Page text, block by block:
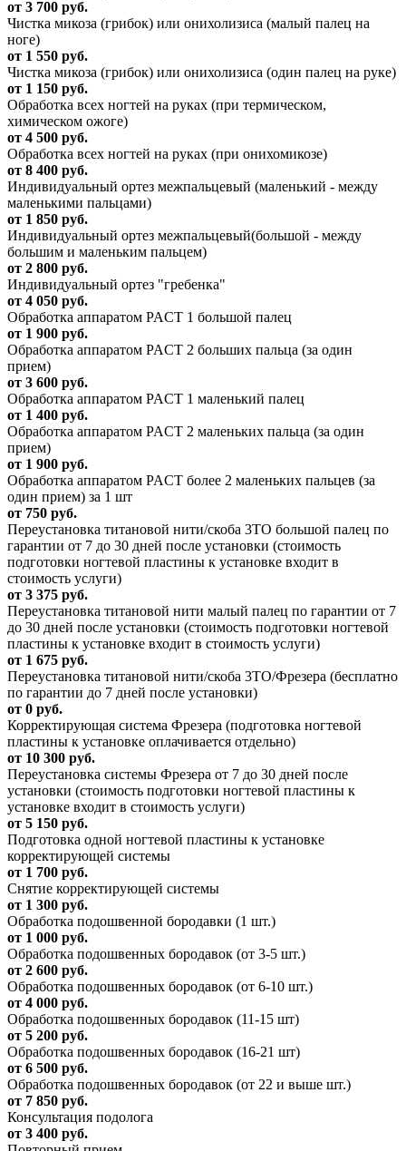
от 3 700 руб.
Чистка микоза (грибок) или онихолизиса (малый палец на
ноге)
от 1 550 руб.
Чистка микоза (грибок) или онихолизиса (один палец на руке)
от 1 150 руб.
Обработка всех ногтей на руках (при термическом,
химическом ожоге)
от 4 500 руб.
Обработка всех ногтей на руках (при онихомикозе)
от 8 400 руб.
Индивидуальный ортез межпальцевый (маленький - между
маленькими пальцами)
от 1 850 руб.
Индивидуальный ортез межпальцевый(большой - между
большим и маленьким пальцем)
от 2 800 руб.
Индивидуальный ортез "гребенка"
от 4 050 руб.
Обработка аппаратом PACT 1 большой палец
от 1 900 руб.
Обработка аппаратом PACT 2 больших пальца (за один
прием)
от 3 600 руб.
Обработка аппаратом PACT 1 маленький палец
от 1 400 руб.
Обработка аппаратом PACT 2 маленьких пальца (за один
прием)
от 1 900 руб.
Обработка аппаратом PACT более 2 маленьких пальцев (за
один прием) за 1 шт
от 750 руб.
Переустановка титановой нити/скоба 3ТО большой палец по
гарантии от 7 до 30 дней после установки (стоимость
подготовки ногтевой пластины к установке входит в
стоимость услуги)
от 3 375 руб.
Переустановка титановой нити малый палец по гарантии от 7
до 30 дней после установки (стоимость подготовки ногтевой
пластины к установке входит в стоимость услуги)
от 1 675 руб.
Переустановка титановой нити/скоба 3ТО/Фрезера (бесплатно
по гарантии до 7 дней после установки)
от 0 руб.
Корректирующая система Фрезера (подготовка ногтевой
пластины к установке оплачивается отдельно)
от 10 300 руб.
Переустановка системы Фрезера от 7 до 30 дней после
установки (стоимость подготовки ногтевой пластины к
установке входит в стоимость услуги)
от 5 150 руб.
Подготовка одной ногтевой пластины к установке
корректирующей системы
от 1 700 руб.
Снятие корректирующей системы
от 1 300 руб.
Обработка подошвенной бородавки (1 шт.)
от 1 000 руб.
Обработка подошвенных бородавок (от 3-5 шт.)
от 2 600 руб.
Обработка подошвенных бородавок (от 6-10 шт.)
от 4 000 руб.
Обработка подошвенных бородавок (11-15 шт)
от 5 200 руб.
Обработка подошвенных бородавок (16-21 шт)
от 6 500 руб.
Обработка подошвенных бородавок (от 22 и выше шт.)
от 7 850 руб.
Консультация подолога
от 3 400 руб.